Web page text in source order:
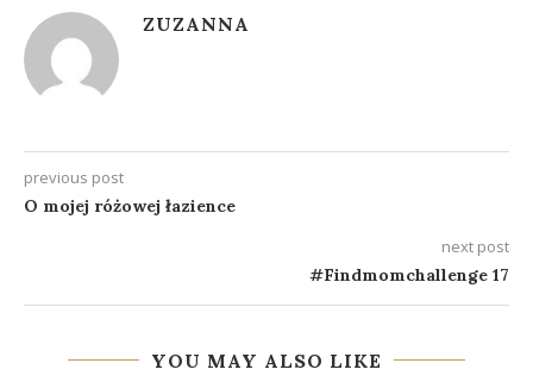
ZUZANNA
previous post
O mojej różowej łazience
next post
#Findmomchallenge 17
YOU MAY ALSO LIKE